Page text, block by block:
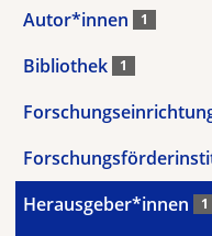
Autor*innen 1
Bibliothek 1
Herausgeber*innen 1